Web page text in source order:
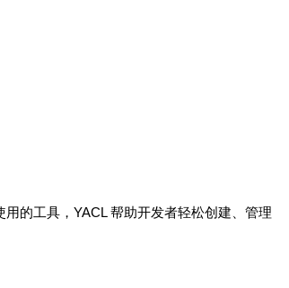
的工具，YACL 帮助开发者轻松创建、管理